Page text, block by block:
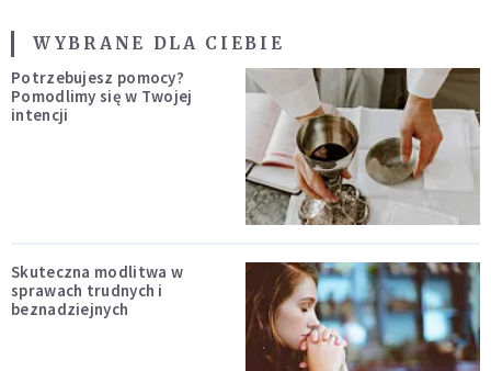
WYBRANE DLA CIEBIE
Potrzebujesz pomocy?
Pomodlimy się w Twojej
intencji
Skuteczna modlitwa w
sprawach trudnych i
beznadziejnych